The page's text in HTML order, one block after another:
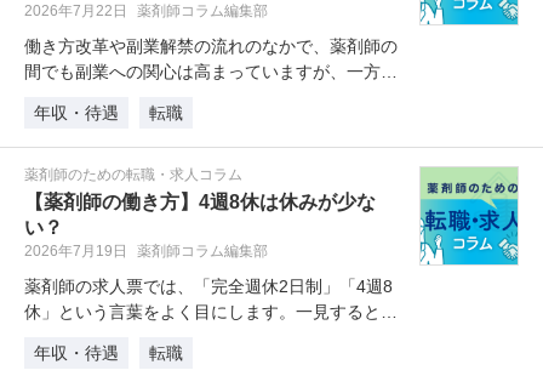
2026年7月22日 薬剤師コラム編集部
働き方改革や副業解禁の流れのなかで、薬剤師の
間でも副業への関心は高まっていますが、一方で
年収・待遇
転職
薬剤師のための転職・求人コラム
【薬剤師の働き方】4週8休は休みが少な
い？
2026年7月19日 薬剤師コラム編集部
薬剤師の求人票では、「完全週休2日制」「4週8
休」という言葉をよく目にします。一見するとど
年収・待遇
転職